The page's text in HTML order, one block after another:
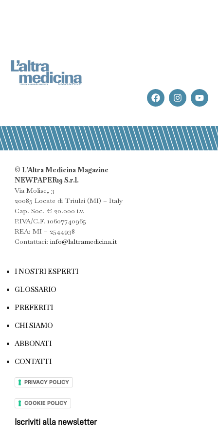
© L’Altra Medicina Magazine
NEWPAPER19 S.r.l.
Via Molise, 3
20085 Locate di Triulzi (MI) – Italy
Cap. Soc. € 20.000 i.v.
P.IVA/C.F. 10607740965
REA: MI – 2544938
Contattaci: info@laltramedicina.it
I NOSTRI ESPERTI
GLOSSARIO
PREFERITI
CHI SIAMO
ABBONATI
CONTATTI
PRIVACY POLICY
COOKIE POLICY
Iscriviti alla newsletter